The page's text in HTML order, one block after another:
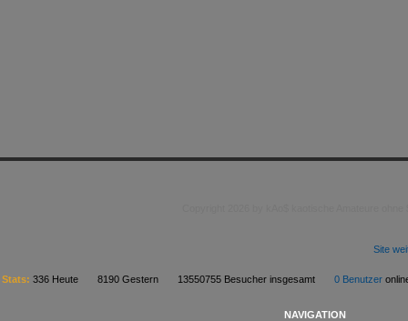
Site
Stats: 336 Heute 8190 Gestern 13550755 Besucher insgesamt 0 Benutzer
NAVIGATION